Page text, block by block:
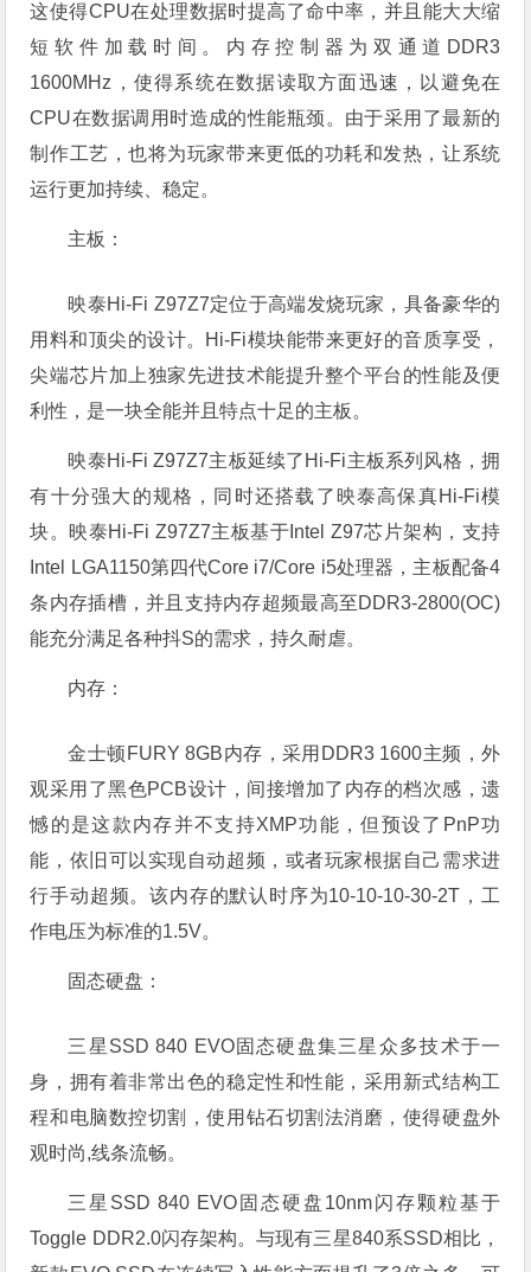
这使得CPU在处理数据时提高了命中率，并且能大大缩
短软件加载时间。内存控制器为双通道DDR3
1600MHz，使得系统在数据读取方面迅速，以避免在
CPU在数据调用时造成的性能瓶颈。由于采用了最新的
制作工艺，也将为玩家带来更低的功耗和发热，让系统
运行更加持续、稳定。
主板：
映泰Hi-Fi Z97Z7定位于高端发烧玩家，具备豪华的
用料和顶尖的设计。Hi-Fi模块能带来更好的音质享受，
尖端芯片加上独家先进技术能提升整个平台的性能及便
利性，是一块全能并且特点十足的主板。
映泰Hi-Fi Z97Z7主板延续了Hi-Fi主板系列风格，拥
有十分强大的规格，同时还搭载了映泰高保真Hi-Fi模
块。映泰Hi-Fi Z97Z7主板基于Intel Z97芯片架构，支持
Intel LGA1150第四代Core i7/Core i5处理器，主板配备4
条内存插槽，并且支持内存超频最高至DDR3-2800(OC)
能充分满足各种抖S的需求，持久耐虐。
内存：
金士顿FURY 8GB内存，采用DDR3 1600主频，外
观采用了黑色PCB设计，间接增加了内存的档次感，遗
憾的是这款内存并不支持XMP功能，但预设了PnP功
能，依旧可以实现自动超频，或者玩家根据自己需求进
行手动超频。该内存的默认时序为10-10-10-30-2T，工
作电压为标准的1.5V。
固态硬盘：
三星SSD 840 EVO固态硬盘集三星众多技术于一
身，拥有着非常出色的稳定性和性能，采用新式结构工
程和电脑数控切割，使用钻石切割法消磨，使得硬盘外
观时尚,线条流畅。
三星SSD 840 EVO固态硬盘10nm闪存颗粒基于
Toggle DDR2.0闪存架构。与现有三星840系SSD相比，